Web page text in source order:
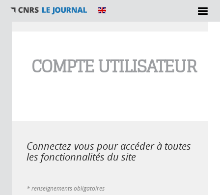
COMPTE UTILISATEUR
Connectez-vous pour accéder à toutes
les fonctionnalités du site
* renseignements obligatoires